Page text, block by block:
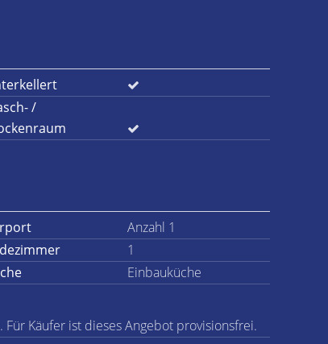
/
Anzahl 1
1
Einbauküche
Käufer ist dieses Angebot provisionsfrei.